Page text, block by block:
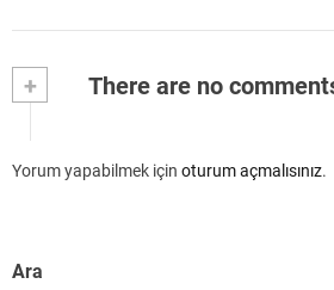
+ There are no
Yorum yapabilmek için oturum açmalısınız.
Ara